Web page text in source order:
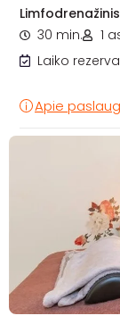
30 min.
1
Laiko
Apie